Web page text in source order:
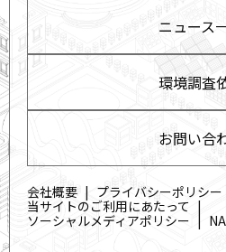
ニュース
環境調査
お問い合
会社概要 プライバシーポリシー
当サイトのご利用にあたって
ソーシャルメディアポリシー